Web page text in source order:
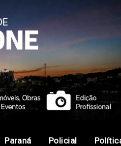
Paraná Policial